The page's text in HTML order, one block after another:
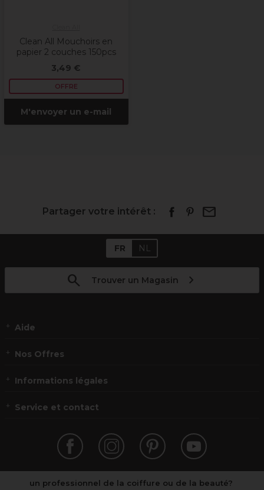
Clean All Mouchoirs en
papier 2 couches 150pcs
3,49 €
OFFRE
M'envoyer un e-mail
Partager votre intérêt :
FR NL
Trouver un Magasin
Aide
Nos Offres
Informations légales
Service et contact
un professionnel de la coiffure ou de la beauté?